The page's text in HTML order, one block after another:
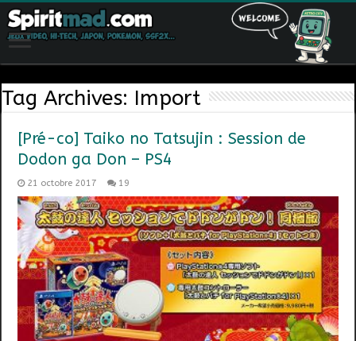
Tag Archives: Import
[Pré-co] Taiko no Tatsujin : Session de
Dodon ga Don – PS4
21 octobre 2017 19